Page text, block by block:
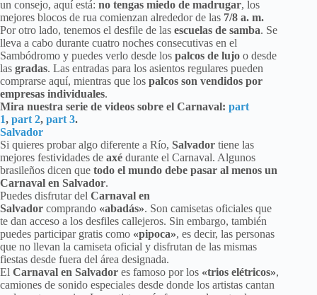
un consejo, aquí está: no tengas miedo de madrugar, los
mejores blocos de rua comienzan alrededor de las 7/8 a. m.
Por otro lado, tenemos el desfile de las escuelas de samba. Se
lleva a cabo durante cuatro noches consecutivas en el
Sambódromo y puedes verlo desde los palcos de lujo o desde
las gradas. Las entradas para los asientos regulares pueden
comprarse aquí, mientras que los palcos son vendidos por
empresas individuales.
Mira nuestra serie de videos sobre el Carnaval: part
1, part 2, part 3.
Salvador
Si quieres probar algo diferente a Río, Salvador tiene las
mejores festividades de axé durante el Carnaval. Algunos
brasileños dicen que todo el mundo debe pasar al menos un
Carnaval en Salvador.
Puedes disfrutar del Carnaval en
Salvador comprando «abadás». Son camisetas oficiales que
te dan acceso a los desfiles callejeros. Sin embargo, también
puedes participar gratis como «pipoca», es decir, las personas
que no llevan la camiseta oficial y disfrutan de las mismas
fiestas desde fuera del área designada.
El Carnaval en Salvador es famoso por los «trios elétricos»,
camiones de sonido especiales desde donde los artistas cantan